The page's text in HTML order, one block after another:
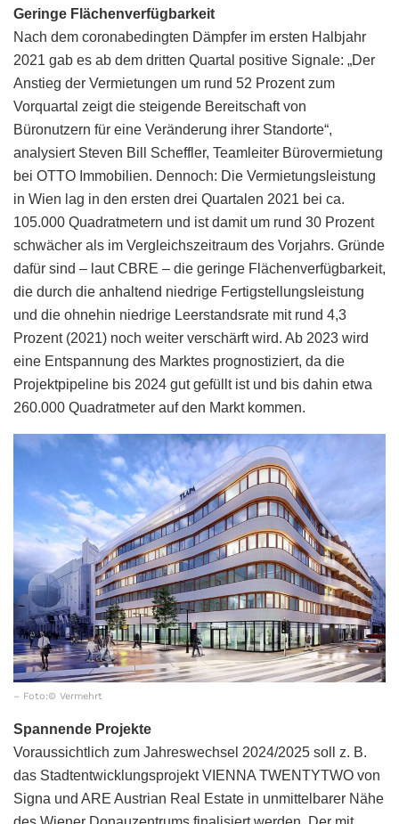
Geringe Flächenverfügbarkeit
Nach dem coronabedingten Dämpfer im ersten Halbjahr
2021 gab es ab dem dritten Quartal positive Signale: „Der
Anstieg der Vermietungen um rund 52 Prozent zum
Vorquartal zeigt die steigende Bereitschaft von
Büronutzern für eine Veränderung ihrer Standorte“,
analysiert Steven Bill Scheffler, Teamleiter Bürovermietung
bei OTTO Immobilien. Dennoch: Die Vermietungsleistung
in Wien lag in den ersten drei Quartalen 2021 bei ca.
105.000 Quadratmetern und ist damit um rund 30 Prozent
schwächer als im Vergleichszeitraum des Vorjahrs. Gründe
dafür sind – laut CBRE – die geringe Flächenverfügbarkeit,
die durch die anhaltend niedrige Fertigstellungsleistung
und die ohnehin niedrige Leerstandsrate mit rund 4,3
Prozent (2021) noch weiter verschärft wird. Ab 2023 wird
eine Entspannung des Marktes prognostiziert, da die
Projektpipeline bis 2024 gut gefüllt ist und bis dahin etwa
260.000 Quadratmeter auf den Markt kommen.
– Foto:© Vermehrt
Spannende Projekte
Voraussichtlich zum Jahreswechsel 2024/2025 soll z. B.
das Stadtentwicklungsprojekt VIENNA TWENTYTWO von
Signa und ARE Austrian Real Estate in unmittelbarer Nähe